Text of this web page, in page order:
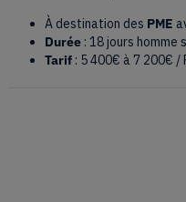
À destination des PME
Durée : 18 jours homme
Tarif : 5 400€ à 7 200€